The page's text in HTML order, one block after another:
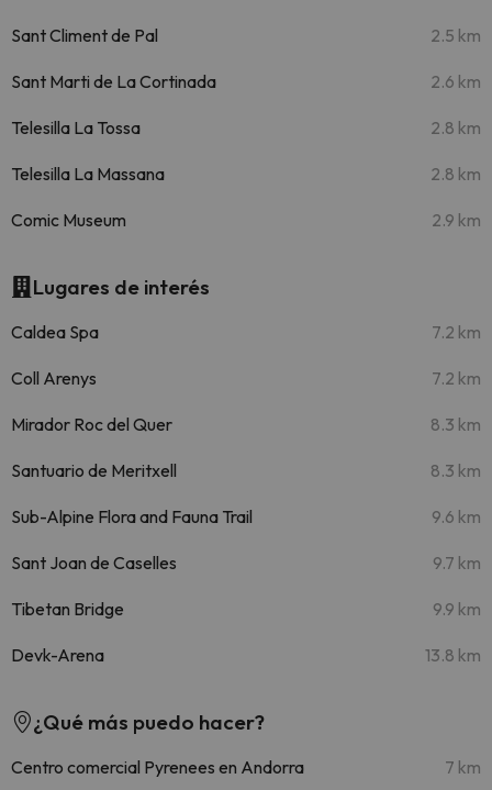
Sant Climent de Pal 2.5 km
Sant Marti de La Cortinada 2.6 km
Telesilla La Tossa 2.8 km
Telesilla La Massana 2.8 km
Comic Museum 2.9 km
Lugares de interés
Caldea Spa 7.2 km
Coll Arenys 7.2 km
Mirador Roc del Quer 8.3 km
Santuario de Meritxell 8.3 km
Sub-Alpine Flora and Fauna Trail 9.6 km
Sant Joan de Caselles 9.7 km
Tibetan Bridge 9.9 km
Devk-Arena 13.8 km
¿Qué más puedo hacer?
Centro comercial Pyrenees en Andorra 7 km